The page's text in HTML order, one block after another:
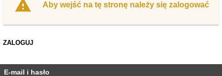
Aby wejść na tę stronę należy się zalogować
ZALOGUJ
E-mail i hasło